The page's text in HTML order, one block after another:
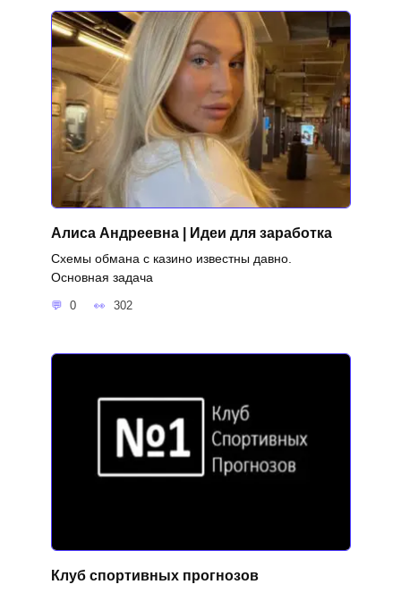
Алиса Андреевна | Идеи для заработка
Схемы обмана с казино известны давно.
Основная задача
0 302
Клуб спортивных прогнозов